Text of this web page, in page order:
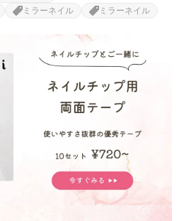
ミラーネイル
ミラーネイル